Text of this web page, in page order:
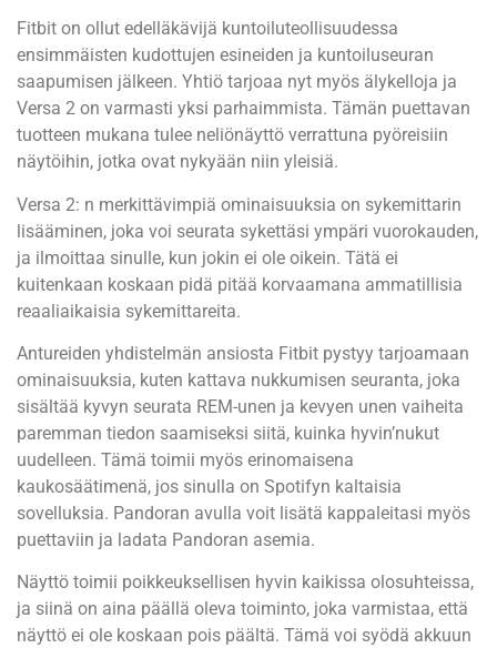
Fitbit on ollut edelläkävijä kuntoiluteollisuudessa
ensimmäisten kudottujen esineiden ja kuntoiluseuran
saapumisen jälkeen. Yhtiö tarjoaa nyt myös älykelloja ja
Versa 2 on varmasti yksi parhaimmista. Tämän puettavan
tuotteen mukana tulee neliönäyttö verrattuna pyöreisiin
näytöihin, jotka ovat nykyään niin yleisiä.
Versa 2: n merkittävimpiä ominaisuuksia on sykemittarin
lisääminen, joka voi seurata sykettäsi ympäri vuorokauden,
ja ilmoittaa sinulle, kun jokin ei ole oikein. Tätä ei
kuitenkaan koskaan pidä pitää korvaamana ammatillisia
reaaliaikaisia ​​sykemittareita.
Antureiden yhdistelmän ansiosta Fitbit pystyy tarjoamaan
ominaisuuksia, kuten kattava nukkumisen seuranta, joka
sisältää kyvyn seurata REM-unen ja kevyen unen vaiheita
paremman tiedon saamiseksi siitä, kuinka hyvin’nukut
uudelleen. Tämä toimii myös erinomaisena
kaukosäätimenä, jos sinulla on Spotifyn kaltaisia ​​
sovelluksia. Pandoran avulla voit lisätä kappaleitasi myös
puettaviin ja ladata Pandoran asemia.
Näyttö toimii poikkeuksellisen hyvin kaikissa olosuhteissa,
ja siinä on aina päällä oleva toiminto, joka varmistaa, että
näyttö ei ole koskaan pois päältä. Tämä voi syödä akkuun